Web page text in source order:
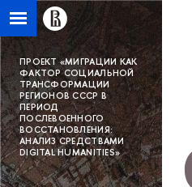
ПРОЕКТ «МИГРАЦИИ КАК
ФАКТОР СОЦИАЛЬНОЙ
ТРАНСФОРМАЦИИ
РЕГИОНОВ СССР В
ПЕРИОД
ПОСЛЕВОЕННОГО
ВОССТАНОВЛЕНИЯ:
АНАЛИЗ СРЕДСТВАМИ
DIGITAL HUMANITIES»